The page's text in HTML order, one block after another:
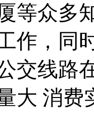
等众多
作，同
交线路
大 消